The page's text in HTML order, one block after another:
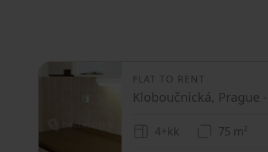
FLAT TO RENT
Kloboučnická, Prague
4+kk 75 m²